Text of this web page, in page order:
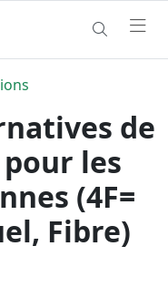
de
les
(4F=
Fibre)